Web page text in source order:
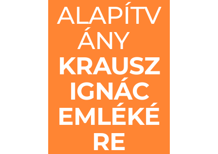
ALAPÍTV
ÁNY
KRAUSZ
IGNÁC
EMLÉKÉ
RE